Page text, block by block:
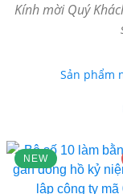
Kính mời Quý
Sản phẩm
NEW